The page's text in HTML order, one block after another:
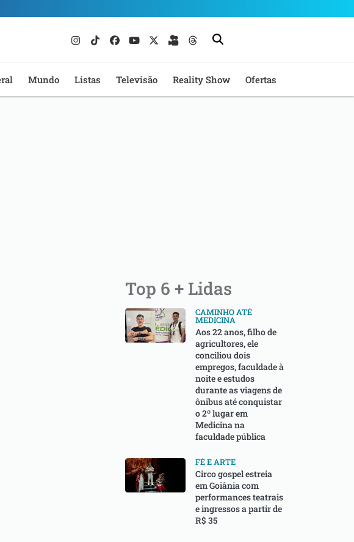
Mundo Listas Televisão Reality Show Ofertas
Top 6 + Lidas
CAMINHO ATÉ
MEDICINA
Aos 22 anos, filho de
agricultores, ele
conciliou dois
empregos, faculdade à
noite e estudos
durante as viagens de
ônibus até conquistar
o 2º lugar em
Medicina na
faculdade pública
FÉ E ARTE
Circo gospel estreia
em Goiânia com
performances teatrais
e ingressos a partir de
R$ 35